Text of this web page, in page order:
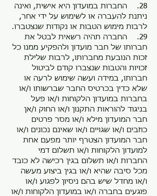
28. החברות במועדון היא אישית, ואינה
ניתנת להעברה או לשימוש על ידי אחר,
לרבות מימוש הטבות או נקודות שנצטברו.
29. החברה תהיה רשאית לבטל את
חברותו של חבר מועדון ולהפקיע ממנו כל
זכות הנובעת מחברותו, לרבות שלילת
זכויות והטבות שנצברו קודם לביטול
חברותו, במידה ועשה שימוש לרעה או
שלא כדין בכרטיס החבר שברשותו ו/או
בחברות במועדון הלקוחות ו/או פעל
בניגוד להוראות התקנון ו/או החוק ו/אן
חבר המועדון מילא ו/או מסר פרטים
כוזבים ו/או שגויים ו/או שאינם נכונים ו/או
חבר המועדון הצטרף יותר מפעם אחת
למועדון הלקוחות ו/או תשלום דמי
החברות ו/או תשלום בגין רכישה לא כובד
מכל סיבה שהיא ו/או בגין ביצוע מעשה
ו/או מחדל שיש בהם ניסיון לפגוע ו/או
פוגעים בחברה ו/או במועדון הלקוחות ו/או